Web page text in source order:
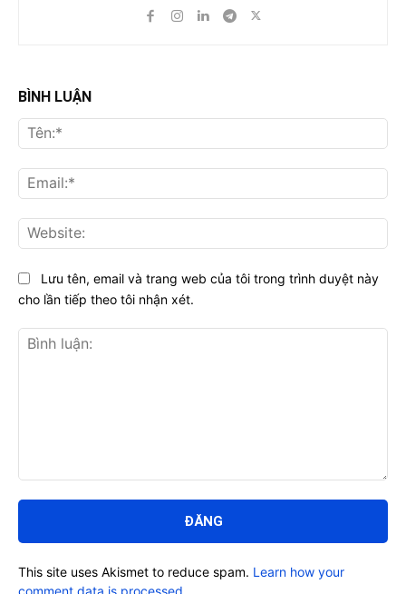
BÌNH LUẬN
luận:
Lưu tên, email và trang web của tôi trong trình duyệt này
cho lần tiếp theo tôi nhận xét.
This site uses Akismet to reduce spam. Learn how your
comment data is processed.